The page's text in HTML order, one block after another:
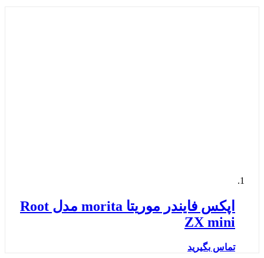
اپکس فایندر موریتا morita مدل Root
ZX mini
تماس بگیرید